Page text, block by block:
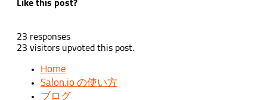
Like this post?
23 responses
23 visitors upvoted this post.
Home
Salon.io の使い方
ブログ